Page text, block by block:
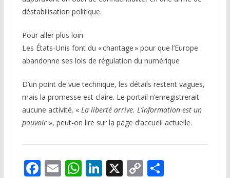
déstabilisation politique.
Pour aller plus loin
Les États-Unis font du « chantage » pour que l’Europe
abandonne ses lois de régulation du numérique
D’un point de vue technique, les détails restent vagues,
mais la promesse est claire. Le portail n’enregistrerait
aucune activité. « La liberté arrive. L’information est un
pouvoir», peut-on lire sur la page d’accueil actuelle.
F E W Li X C P